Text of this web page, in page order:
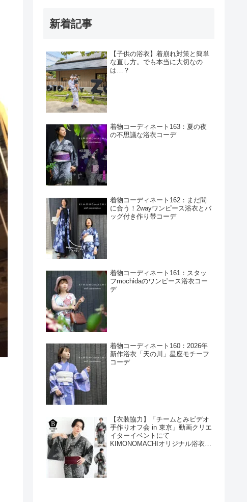
新着記事
【子供の浴衣】着崩れ対策と簡単
な直し方。でも本当に大切なの
は…？
着物コーディネート163：夏の夜
の不思議な浴衣コーデ
着物コーディネート162：まだ間
に合う！2wayワンピース浴衣とバ
ッグ付き作り帯コーデ
着物コーディネート161：スタッ
フmochidaのワンピース浴衣コー
デ
着物コーディネート160：2026年
新作浴衣「天の川」星座モチーフ
コーデ
【衣装協力】「チームとみビデオ
手作りオフ会 in 東京」動画クリエ
イターイベントにて
KIMONOMACHIオリジナル浴衣を